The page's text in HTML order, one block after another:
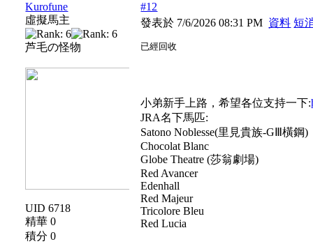
Kurofune
虛擬馬主
芦毛の怪物
UID 6718
精華 0
積分 0
#12
發表於 7/6/2026 08:31 PM 資料 短
已經回收
小弟新手上路，希望各位支持一下:
JRA名下馬匹:
Satono Noblesse(里見貴族-GⅢ橫鋼)
Chocolat Blanc
Globe Theatre (莎翁劇場)
Red Avancer
Edenhall
Red Majeur
Tricolore Bleu
Red Lucia